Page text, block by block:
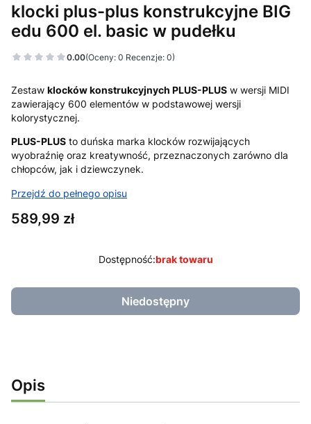
klocki plus-plus konstrukcyjne BIG
edu 600 el. basic w pudełku
0.00(Oceny: 0 Recenzje: 0)
Zestaw klocków konstrukcyjnych PLUS-PLUS w wersji MIDI
zawierający 600 elementów w podstawowej wersji
kolorystycznej.
PLUS-PLUS to duńska marka klocków rozwijających
wyobraźnię oraz kreatywność, przeznaczonych zarówno dla
chłopców, jak i dziewczynek.
Przejdź do pełnego opisu
Cena
589,99 zł
Dostępność:brak towaru
Niedostępny
Opis